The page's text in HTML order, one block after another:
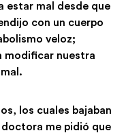
estar mal desde que
con un cuerpo
veloz;
modificar nuestra
los cuales bajaban
doctora me pidió que